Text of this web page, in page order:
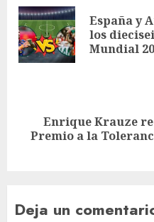
España y
los
Mundial
Enrique Krauze
Premio a la
Deja un